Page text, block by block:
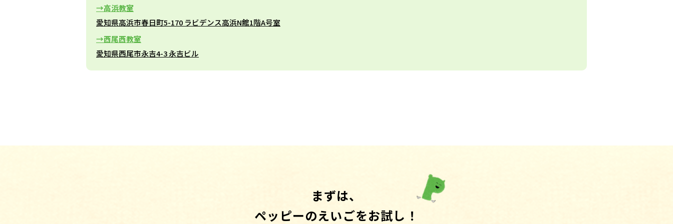
高浜教室
愛知県高浜市春日町5-170 ラビデンス高浜N館1階A号室
西尾西教室
愛知県西尾市永吉4-3 永吉ビル
まずは、
ペッピーのえいごをお試し！